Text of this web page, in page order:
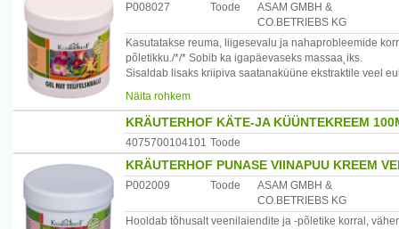
P008027 Toode
ASAM GMBH &
CO.BETRIEBS KG
Kasutatakse reuma, liigesevalu ja nahaprobleemide
põletikku./*/* Sobib ka igapäevaseks massaa˛iks.
Sisaldab lisaks kriipiva saatanaküüne ekstraktile veel
Hoiatus:Vältige geeli sattumist silma!
Päritolumaa:Saksamaa.
Maaletooja:Startlan OÜ, Laki 30-413, Tallinn,
Näita rohkem
KRÄUTERHOF KÄTE-JA KÜÜNTEKREEM
4075700104101 Toode
KRÄUTERHOF PUNASE VIINAPUU KREEM
P002009 Toode
ASAM GMBH &
CO.BETRIEBS KG
Hooldab tõhusalt veenilaiendite ja -põletike korral,